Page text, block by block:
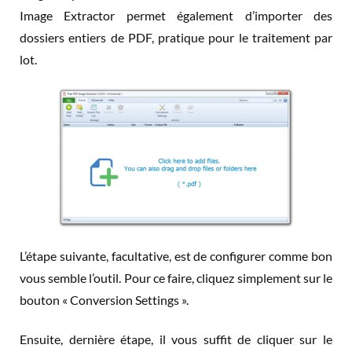
Image Extractor permet également d’importer des
dossiers entiers de PDF, pratique pour le traitement par
lot.
L’étape suivante, facultative, est de configurer comme bon
vous semble l’outil. Pour ce faire, cliquez simplement sur le
bouton « Conversion Settings ».
Ensuite, dernière étape, il vous suffit de cliquer sur le